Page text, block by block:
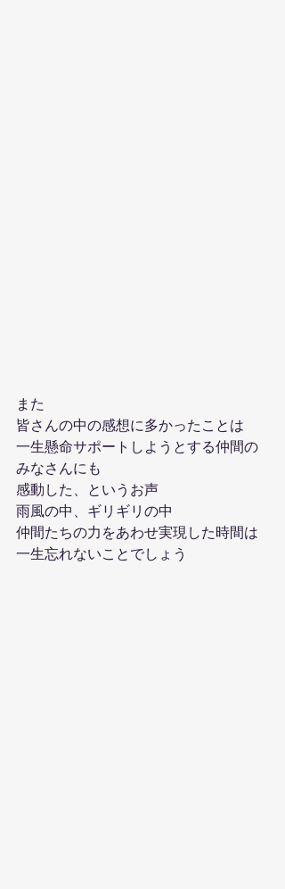
また
皆さんの中の感想に多かったことは
一生懸命サポートしようとする仲間の
みなさんにも
感動した、というお声
雨風の中、ギリギリの中
仲間たちの力をあわせ実現した時間は
一生忘れないことでしょう